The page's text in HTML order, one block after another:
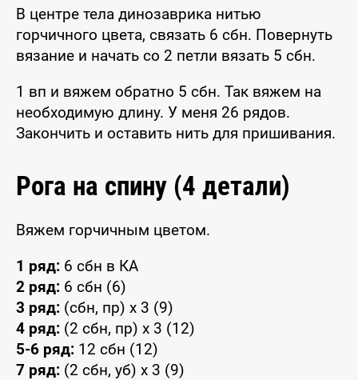
В центре тела динозаврика нитью
горчичного цвета, связать 6 сбн. Повернуть
вязание и начать со 2 петли вязать 5 сбн.
1 вп и вяжем обратно 5 сбн. Так вяжем на
необходимую длину. У меня 26 рядов.
Закончить и оставить нить для пришивания.
Рога на спину (4 детали)
Вяжем горчичным цветом.
1 ряд: 6 сбн в КА
2 ряд: 6 сбн (6)
3 ряд: (сбн, пр) x 3 (9)
4 ряд: (2 сбн, пр) x 3 (12)
5-6 ряд: 12 сбн (12)
7 ряд: (2 сбн, уб) x 3 (9)